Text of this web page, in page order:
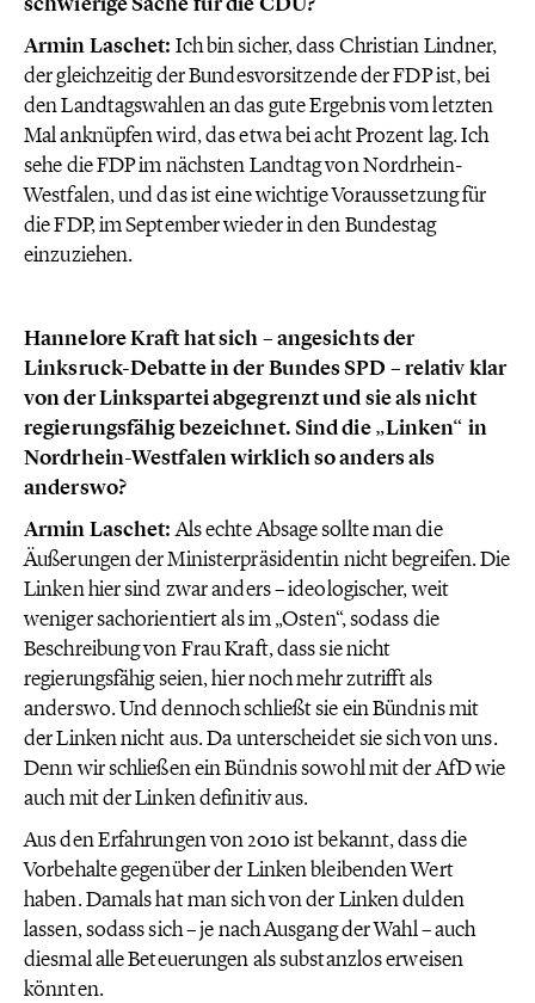
Armin Laschet: Ich bin sicher, dass Christian Lindner,
der gleichzeitig der Bundesvorsitzende der FDP ist, bei
den Landtagswahlen an das gute Ergebnis vom letzten
Mal anknüpfen wird, das etwa bei acht Prozent lag. Ich
sehe die FDP im nächsten Landtag von Nordrhein-
Westfalen, und das ist eine wichtige Voraussetzung für
die FDP, im September wieder in den Bundestag
einzuziehen.
Hannelore Kraft hat sich – angesichts der
Linksruck-Debatte in der Bundes SPD – relativ klar
von der Linkspartei abgegrenzt und sie als nicht
regierungsfähig bezeichnet. Sind die „Linken“ in
Nordrhein-Westfalen wirklich so anders als
anderswo?
Armin Laschet:Als echte Absage sollte man die
Äußerungen der Ministerpräsidentin nicht begreifen. Die
Linken hier sind zwar anders – ideologischer, weit
weniger sachorientiert als im „Osten“, sodass die
Beschreibung von Frau Kraft, dass sie nicht
regierungsfähig seien, hier noch mehr zutrifft als
anderswo. Und dennoch schließt sie ein Bündnis mit
der Linken nicht aus. Da unterscheidet sie sich von uns.
Denn wir schließen ein Bündnis sowohl mit der AfD wie
auch mit der Linken definitiv aus.
Aus den Erfahrungen von 2010 ist bekannt, dass die
Vorbehalte gegenüber der Linken bleibenden Wert
haben. Damals hat man sich von der Linken dulden
lassen, sodass sich – je nach Ausgang der Wahl – auch
diesmal alle Beteuerungen als substanzlos erweisen
könnten.